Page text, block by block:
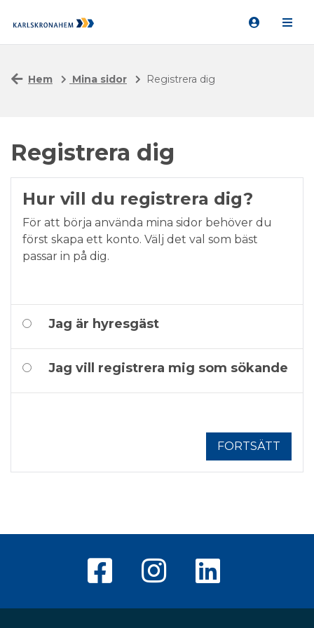
Hem Mina sidor Registrera dig
Registrera dig
Hur vill du registrera dig?
För att börja använda mina sidor behöver du
först skapa ett konto. Välj det val som bäst
passar in på dig.
Jag är hyresgäst
Jag vill registrera mig som sökande
FORTSÄTT